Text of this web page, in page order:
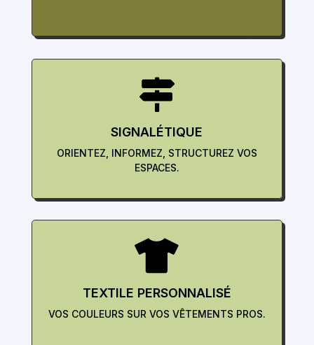

SIGNALÉTIQUE
ORIENTEZ, INFORMEZ, STRUCTUREZ VOS
ESPACES.

TEXTILE PERSONNALISÉ
VOS COULEURS SUR VOS VÊTEMENTS PROS.